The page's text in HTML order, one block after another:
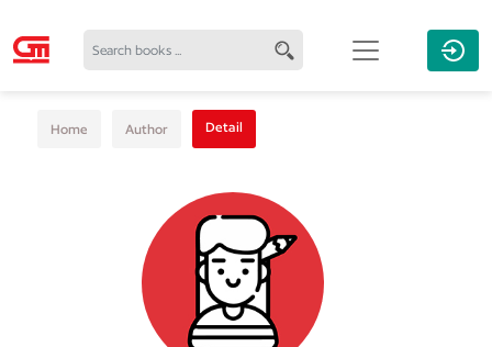
Home Author Detail